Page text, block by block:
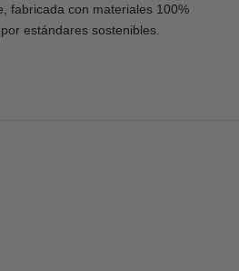
fabricada con materiales 100%
estándares sostenibles.